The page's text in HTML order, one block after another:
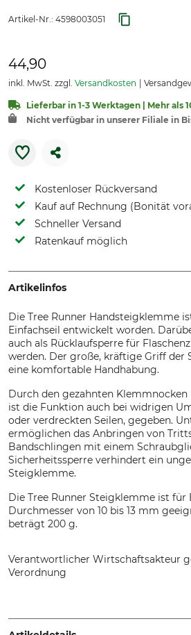
Artikel-Nr.: 4598003051
44,90
inkl. MwSt. zzgl. Versandkosten
Lieferbar in 1-3 Werktagen | Mehr als
Nicht verfügbar in unserer Filiale in
Kostenloser Rückversand
Kauf auf Rechnung (Bonität
Schneller Versand
Ratenkauf möglich
Artikelinfos
Die Tree Runner Handsteigklemme
Einfachseil entwickelt worden.
auch als Rücklaufsperre für
werden. Der große, kräftige Griff
eine komfortable Handhabung.
Durch den gezahnten
ist die Funktion auch bei widrigen
oder verdreckten Seilen, gegeben.
ermöglichen das Anbringen von
Bandschlingen mit einem
Sicherheitssperre verhindert ein
Steigklemme.
Die Tree Runner Steigklemme ist für
Durchmesser von 10 bis 13 mm
beträgt 200 g.
Verantwortlicher Wirtschaftsakteur
Verordnung
Germany, www.lacd.de